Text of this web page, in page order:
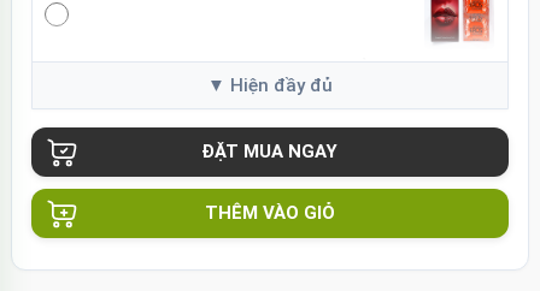
Bao cao su EROS Super Dotted gai nổi tăng
MãBES01trị giá80.000₫
Bao cao su Sure DongKuk Ultra Thin siêu
mỏng chân thật Hàn Quốc
THÊM VÀO GIỎ